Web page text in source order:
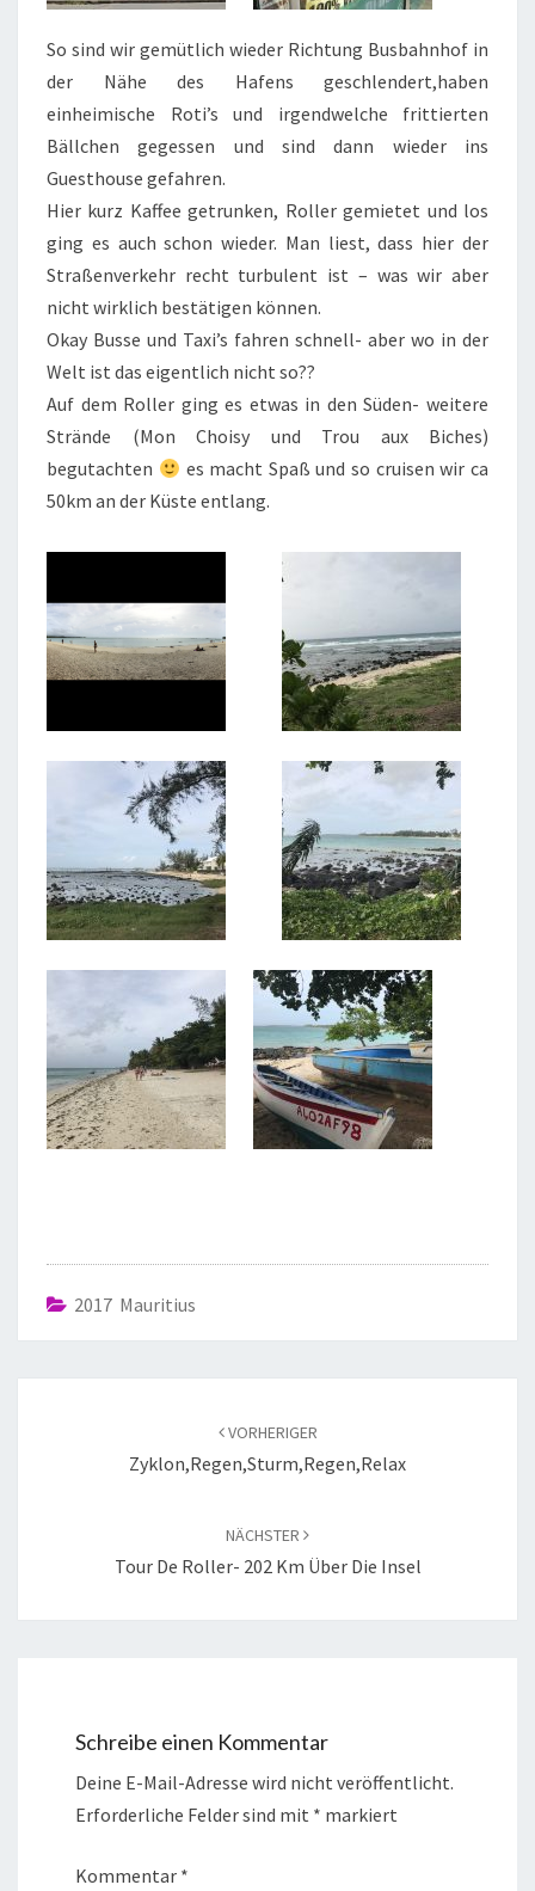
So sind wir gemütlich wieder Richtung Busbahnhof in
der Nähe des Hafens geschlendert,haben
einheimische Roti’s und irgendwelche frittierten
Bällchen gegessen und sind dann wieder ins
Guesthouse gefahren.
Hier kurz Kaffee getrunken, Roller gemietet und los
ging es auch schon wieder. Man liest, dass hier der
Straßenverkehr recht turbulent ist – was wir aber
nicht wirklich bestätigen können.
Okay Busse und Taxi’s fahren schnell- aber wo in der
Welt ist das eigentlich nicht so??
Auf dem Roller ging es etwas in den Süden- weitere
Strände (Mon Choisy und Trou aux Biches)
begutachten
es macht Spaß und so cruisen wir ca
50km an der Küste entlang.
2017 Mauritius
VORHERIGER
Zyklon,Regen,Sturm,Regen,Relax
NÄCHSTER
Tour De Roller- 202 Km Über Die Insel
Schreibe einen Kommentar
Deine E-Mail-Adresse wird nicht veröffentlicht.
Erforderliche Felder sind mit * markiert
Kommentar *